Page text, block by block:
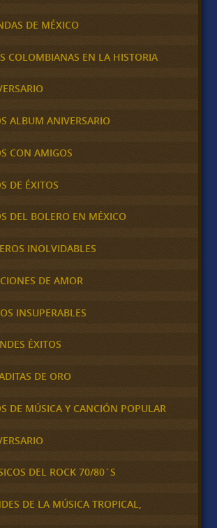
DE MÉXICO
COLOMBIANAS EN LA HISTORIA
ALBUM ANIVERSARIO
CON AMIGOS
DE ÉXITOS
DEL BOLERO EN MÉXICO
INOLVIDABLES
DE AMOR
INSUPERABLES
ÉXITOS
DE ORO
DE MÚSICA Y CANCIÓN POPULAR
DEL ROCK 70/80´S
DE LA MÚSICA TROPICAL,